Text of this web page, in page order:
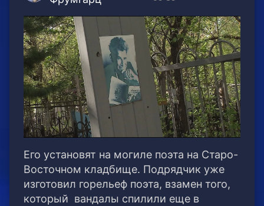
Его установят на могиле поэта на Старо-
Восточном кладбище. Подрядчик уже
изготовил горельеф поэта, взамен того,
который вандалы спилили еще в